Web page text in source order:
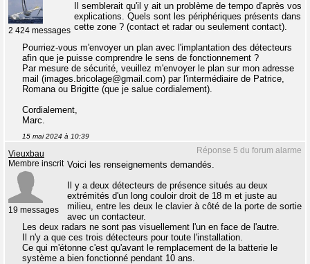
2 424 messages
Il semblerait qu'il y ait un problème de tempo d'après vos
explications. Quels sont les périphériques présents dans
cette zone ? (contact et radar ou seulement contact).
Pourriez-vous m'envoyer un plan avec l'implantation des détecteurs
afin que je puisse comprendre le sens de fonctionnement ?
Par mesure de sécurité, veuillez m'envoyer le plan sur mon adresse
mail (images.bricolage@gmail.com) par l'intermédiaire de Patrice,
Romana ou Brigitte (que je salue cordialement).
Cordialement,
Marc.
15 mai 2024 à 10:39
Réponse 5 du forum alarme
Vieuxbau
Membre inscrit
19 messages
Voici les renseignements demandés.
Il y a deux détecteurs de présence situés au deux
extrémités d'un long couloir droit de 18 m et juste au
milieu, entre les deux le clavier à côté de la porte de sortie
avec un contacteur.
Les deux radars ne sont pas visuellement l'un en face de l'autre.
Il n'y a que ces trois détecteurs pour toute l'installation.
Ce qui m'étonne c'est qu'avant le remplacement de la batterie le
système a bien fonctionné pendant 10 ans.